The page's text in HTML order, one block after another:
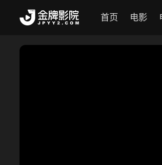
首页 电影